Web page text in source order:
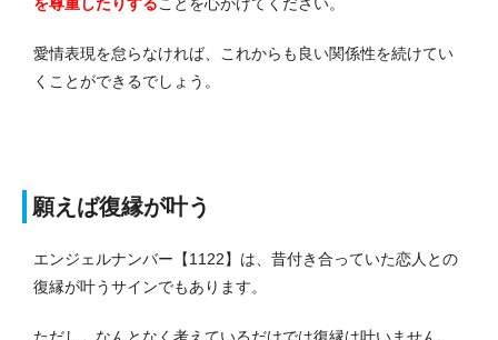
愛情表現を怠らなければ、これからも良い関係性を続けてい
くことができるでしょう。
願えば復縁が叶う
エンジェルナンバー【1122】は、昔付き合っていた恋人との
復縁が叶うサインでもあります。
ただし、なんとなく考えているだけでは復縁は叶いません。